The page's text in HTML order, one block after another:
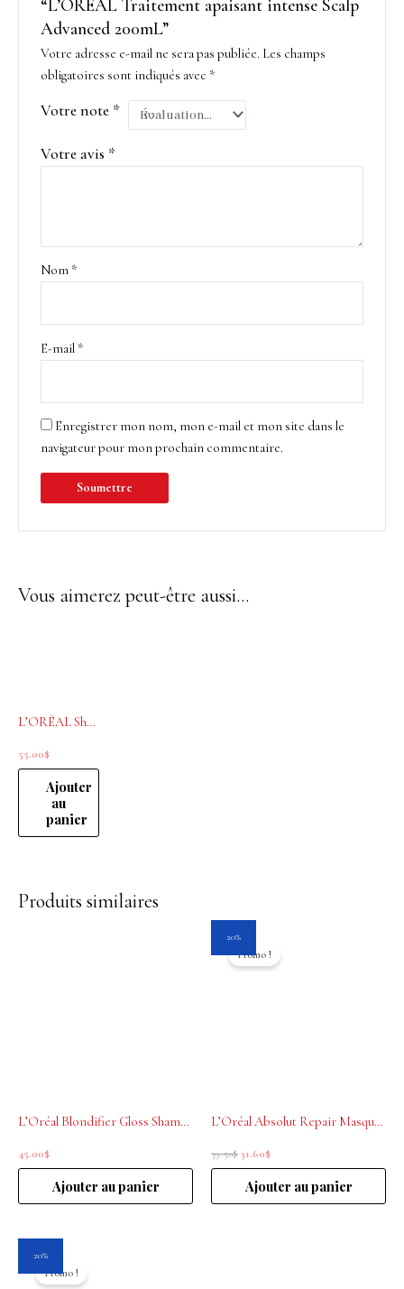
“L’ORÉAL Traitement apaisant intense Scalp
Advanced 200mL”
Votre adresse e-mail ne sera pas publiée. Les champs
obligatoires sont indiqués avec *
Votre note *
Votre avis *
Nom *
E-mail *
Enregistrer mon nom, mon e-mail et mon site dans le
navigateur pour mon prochain commentaire.
Vous aimerez peut-être aussi…
L’ORÉAL Shampoing dermo-purifiant Scalp Advanced 500ml
55.00$
Ajouter
au
panier
Produits similaires
L’Oréal Blondifier Gloss Shampoing restaurateur et illuminateur 500ml
45.00$
Ajouter au panier
20%
Promo !
L’Oréal Absolut Repair Masque Restructurant 250ml
39.50$
initial
31.60$
actuel
Ajouter au panier
20%
Promo !
initial actuel